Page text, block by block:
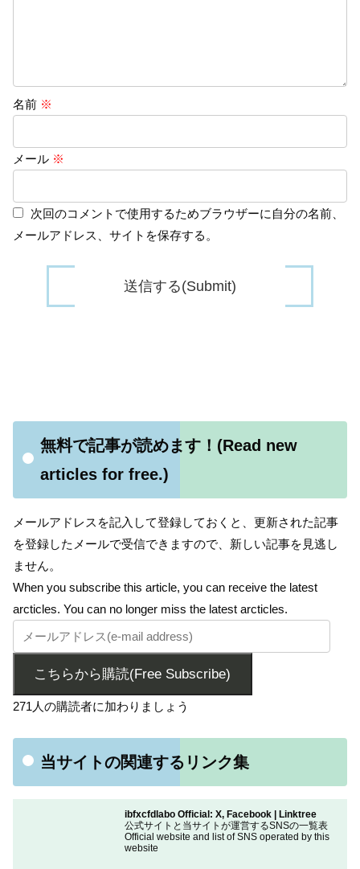
名前 ※
メール ※
次回のコメントで使用するためブラウザーに自分の名前、
メールアドレス、サイトを保存する。
無料で記事が読めます！(Read new
articles for free.)
メールアドレスを記入して登録しておくと、更新された記事
を登録したメールで受信できますので、新しい記事を見逃し
ません。
When you subscribe this article, you can receive the latest
arcticles. You can no longer miss the latest arcticles.
こちらから購読(Free Subscribe)
271人の購読者に加わりましょう
当サイトの関連するリンク集
ibfxcfdlabo Official: X, Facebook | Linktree
公式サイトと当サイトが運営するSNSの一覧表
Official website and list of SNS operated by this
website